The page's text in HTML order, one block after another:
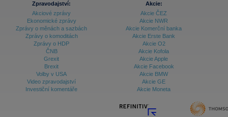
Archiv - Vývoj české koruny
Archiv analýz - Makroukazatele
Ceny průmyslových výrobců - Data a prognózy
Ceny průmyslových výrobců - Graf (ČR)
Ceny průmyslových výrobců - Kalendář (ČR)
Ceny průmyslových výrobců - Zpravodajství
Zpravodajství:
Akciové zprávy
Ekonomické zprávy
Zprávy o měnách a sazbách
Zprávy o komoditách
Zprávy o HDP
ČNB
Grexit
Brexit
Volby v USA
Video zpravodajství
Investiční komentáře
Akcie:
Akcie ČEZ
Akcie NWR
Akcie Komerční banka
Akcie Erste Bank
Akcie O2
Akcie Kofola
Akcie Apple
Akcie Facebook
Akcie BMW
Akcie GE
Akcie Moneta